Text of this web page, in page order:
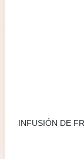
INFUSIÓN DE